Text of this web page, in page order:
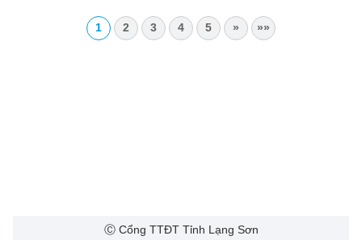
1 2 3 4 5 » »»
Ⓒ Cổng TTĐT Tỉnh Lạng Sơn